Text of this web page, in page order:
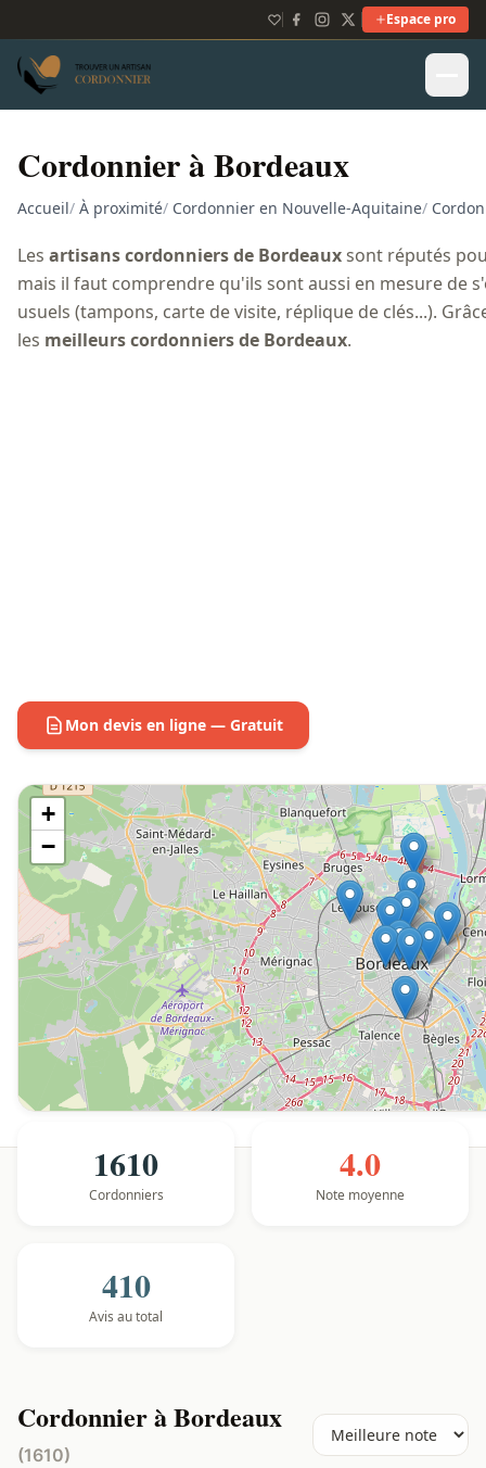
Espace pro
Cordonnier à Bordeaux
Accueil/ À proximité/ Cordonnier en Nouvelle-Aquitaine/
Les artisans cordonniers de Bordeauxsont réputés
mais il faut comprendre qu'ils sont aussi en mesure de
usuels (tampons, carte de visite, réplique de clés...).
les meilleurs cordonniers de Bordeaux.
Mon devis en ligne — Gratuit
+
−
1610
Cordonniers
4.0
Note moyenne
410
Avis au total
Cordonnier à Bordeaux
(1610)